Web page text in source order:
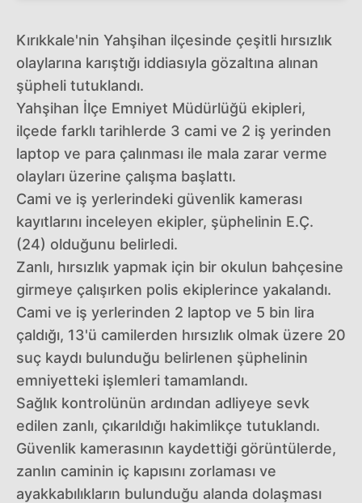
Kırıkkale'nin Yahşihan ilçesinde çeşitli hırsızlık
olaylarına karıştığı iddiasıyla gözaltına alınan
şüpheli tutuklandı.
Yahşihan İlçe Emniyet Müdürlüğü ekipleri,
ilçede farklı tarihlerde 3 cami ve 2 iş yerinden
laptop ve para çalınması ile mala zarar verme
olayları üzerine çalışma başlattı.
Cami ve iş yerlerindeki güvenlik kamerası
kayıtlarını inceleyen ekipler, şüphelinin E.Ç.
(24) olduğunu belirledi.
Zanlı, hırsızlık yapmak için bir okulun bahçesine
girmeye çalışırken polis ekiplerince yakalandı.
Cami ve iş yerlerinden 2 laptop ve 5 bin lira
çaldığı, 13'ü camilerden hırsızlık olmak üzere 20
suç kaydı bulunduğu belirlenen şüphelinin
emniyetteki işlemleri tamamlandı.
Sağlık kontrolünün ardından adliyeye sevk
edilen zanlı, çıkarıldığı hakimlikçe tutuklandı.
Güvenlik kamerasının kaydettiği görüntülerde,
zanlın caminin iç kapısını zorlaması ve
ayakkabılıkların bulunduğu alanda dolaşması